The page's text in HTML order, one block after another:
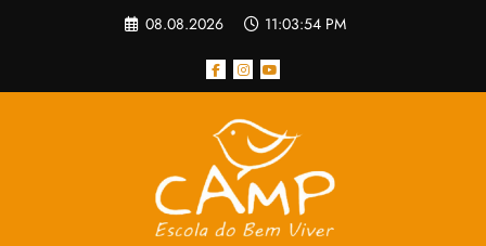
08.08.2026 11:03:54 PM